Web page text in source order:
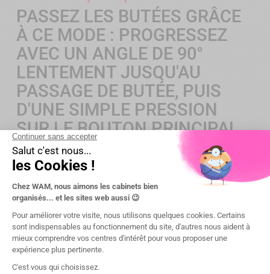
PASSEZ LES BUTÉES GRÂCE
À CE MODE : PROGRESSEZ
AVEC UN ANGLE DE 90°
LENTEMENT JUSQU'AU
PASSAGE DE BUTÉE, PUIS
D'UNE SIMPLE PRESSION
SUR LE BOUTON PRINCIPAL,
PASSEZ EN MODE DE
RÉCIPROCITÉ POUR
CONTINUER VOTRE MISE EN
FORME !